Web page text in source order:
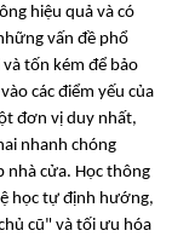
hiệu quả và có
vấn đề phổ
tốn kém để bảo
các điểm yếu của
đơn vị duy nhất,
nhanh chóng
cửa. Học thông
học tự định hướng,
cũ" và tối ưu hóa